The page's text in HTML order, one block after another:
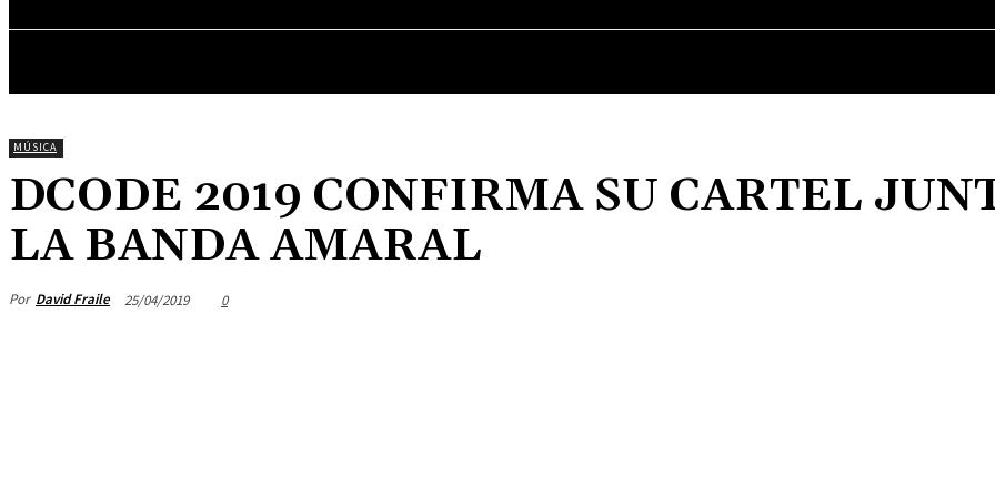
MÚSICA
DCODE 2019 CONFIRMA SU CARTEL
LA BANDA AMARAL
Por David Fraile 25/04/2019 0